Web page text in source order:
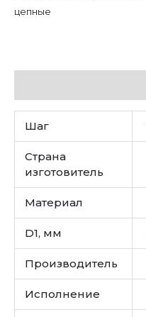
цепные
Шаг
Страна
изготовитель
Материал
D1, мм
Производитель
Исполнение